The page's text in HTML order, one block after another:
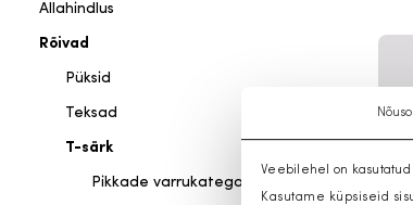
Veebilehel on kasutatud
Kasutame küpsiseid
Allahindlus
Rõivad
Püksid
Teksad
T-särk
Pikkade varrukatega särk